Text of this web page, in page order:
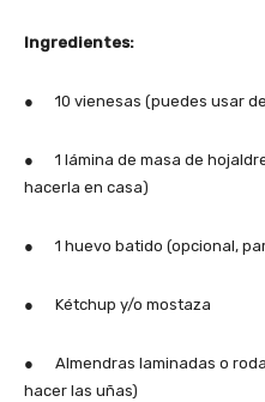
Ingredientes:
● 10 vienesas (puedes usar
● 1 lámina de masa de
hacerla en casa)
● 1 huevo batido (opcional,
● Kétchup y/o mostaza
● Almendras laminadas o
hacer las uñas)